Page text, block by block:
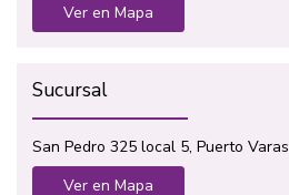
Ver en Mapa
Sucursal
San Pedro 325 local 5, Puerto Varas
Ver en Mapa